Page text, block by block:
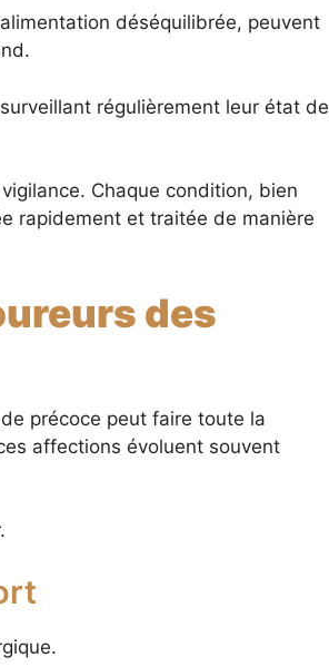
déséquilibrée, peuvent
régulièrement leur état de
Chaque condition, bien
rapidement et traitée de manière
des
précoce peut faire toute la
affections évoluent souvent